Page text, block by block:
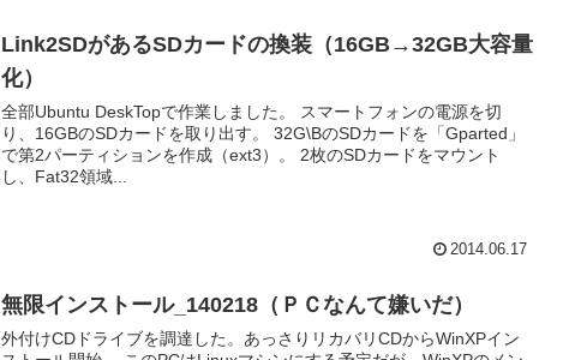
Link2SDがあるSDカードの換装（16GB→32GB大容量
化）
全部Ubuntu DeskTopで作業しました。 スマートフォンの電源を切
り、16GBのSDカードを取り出す。 32G\BのSDカードを「Gparted」
で第2パーティションを作成（ext3）。 2枚のSDカードをマウント
し、Fat32領域...
2014.06.17
無限インストール_140218（ＰＣなんて嫌いだ）
外付けCDドライブを調達した。あっさりリカバリCDからWinXPイン